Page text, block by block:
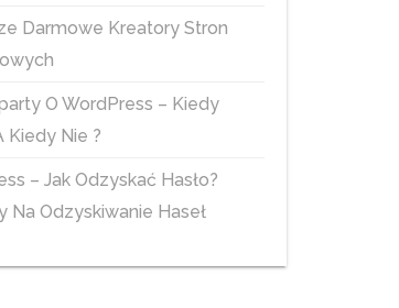
Darmowe Kreatory Stron
O WordPress – Kiedy
Kiedy Nie ?
– Jak Odzyskać Hasło?
Na Odzyskiwanie Haseł